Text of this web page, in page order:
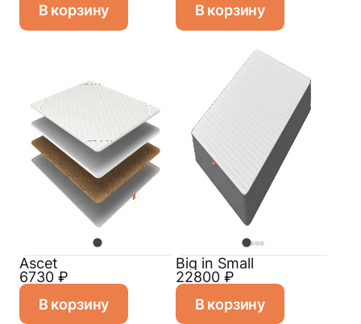
В корзину
В корзину
Ascet
6730 ₽
В корзину
Big in Small
22800 ₽
В корзину